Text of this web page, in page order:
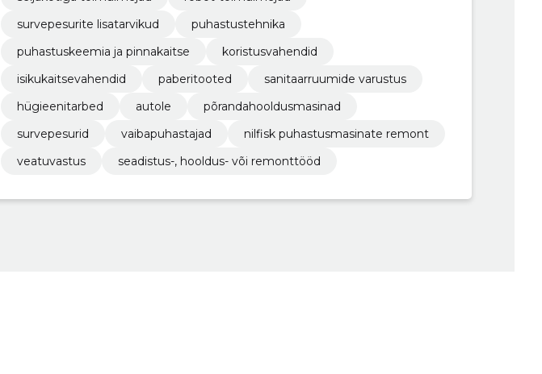
survepesurite lisatarvikud
puhastustehnika
puhastuskeemia ja pinnakaitse
koristusvahendid
isikukaitsevahendid
paberitooted
sanitaarruumide varustus
hügieenitarbed
autole
põrandahooldusmasinad
survepesurid
vaibapuhastajad
nilfisk puhastusmasinate remont
veatuvastus
seadistus-, hooldus- või remonttööd